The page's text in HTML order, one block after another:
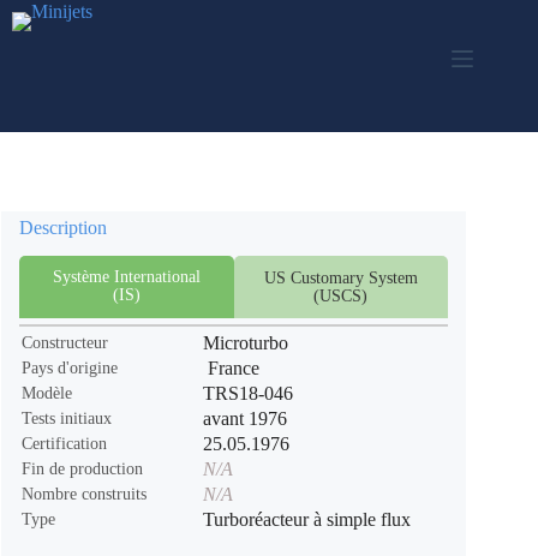
Passer
au
Description
Système International
(IS)
US Customary System
(USCS)
Constructeur Microturbo
Pays d'origine France
Modèle TRS18-046
Tests initiaux avant 1976
Certification 25.05.1976
Fin de production N/A
Nombre construits N/A
Type Turboréacteur à simple flux